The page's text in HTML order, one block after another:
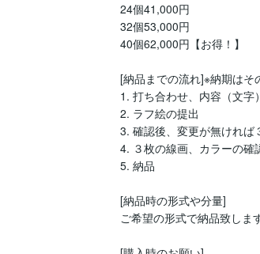
24個41,000円
32個53,000円
40個62,000円【お得！】
[納品までの流れ]※納期はそ
1. 打ち合わせ、内容（文字
2. ラフ絵の提出
3. 確認後、変更が無ければ
4. ３枚の線画、カラーの確
5. 納品
[納品時の形式や分量]
ご希望の形式で納品致しま